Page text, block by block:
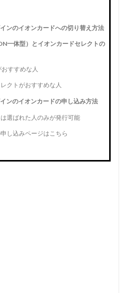
ンのイオンカードへの切り替え方法
一体型）とイオンカードセレクトの
すすめな人
クトがおすすめな人
ンのイオンカードの申し込み方法
選ばれた人のみが発行可能
し込みページはこちら